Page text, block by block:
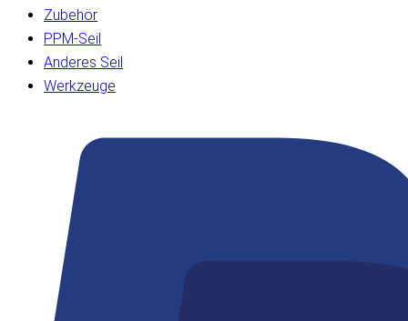
Zubehör
PPM-Seil
Anderes Seil
Werkzeuge